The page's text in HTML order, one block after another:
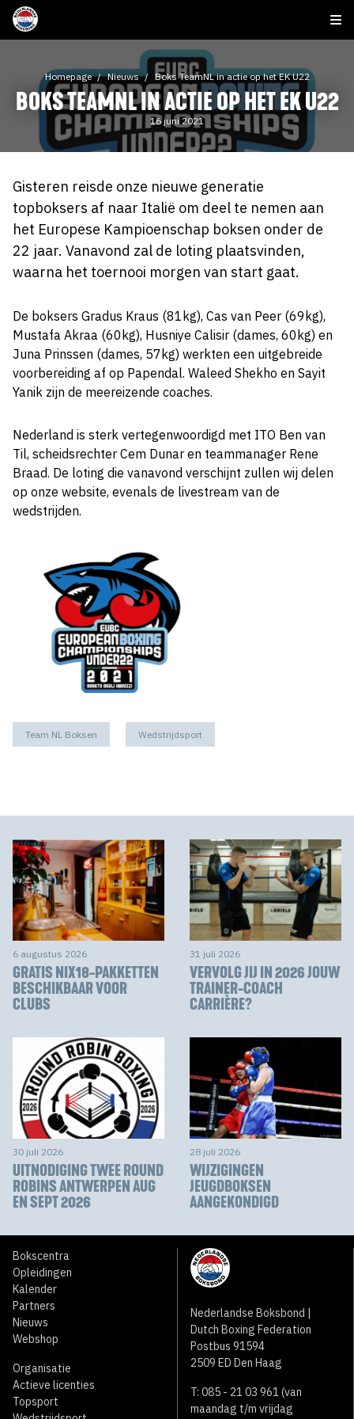
Homepage Nieuws Boks TeamNL in actie op het EK U22
BOKS TEAMNL IN ACTIE OP HET EK U22
16 juni 2021
Gisteren reisde onze nieuwe generatie
topboksers af naar Italië om deel te nemen aan
het Europese Kampioenschap boksen onder de
22 jaar. Vanavond zal de loting plaatsvinden,
waarna het toernooi morgen van start gaat.
De boksers Gradus Kraus (81kg), Cas van Peer (69kg),
Mustafa Akraa (60kg), Husniye Calisir (dames, 60kg) en
Juna Prinssen (dames, 57kg) werkten een uitgebreide
voorbereiding af op Papendal. Waleed Shekho en Sayit
Yanik zijn de meereizende coaches.
Nederland is sterk vertegenwoordigd met ITO Ben van
Til, scheidsrechter Cem Dunar en teammanager Rene
Braad. De loting die vanavond verschijnt zullen wij delen
op onze website, evenals de livestream van de
wedstrijden.
Team NL Boksen Wedstrijdsport
6 augustus 2026
GRATIS NIX18-PAKKETTEN
BESCHIKBAAR VOOR
CLUBS
31 juli 2026
VERVOLG JIJ IN 2026 JOUW
TRAINER-COACH
CARRIÈRE?
30 juli 2026
UITNODIGING TWEE ROUND
ROBINS ANTWERPEN AUG
EN SEPT 2026
28 juli 2026
WIJZIGINGEN
JEUGDBOKSEN
AANGEKONDIGD
Bokscentra
Opleidingen
Kalender
Partners
Nieuws
Webshop
Organisatie
Actieve licenties
Topsport
Nederlandse Boksbond |
Dutch Boxing Federation
Postbus 91594
2509 ED Den Haag
T: 085 - 21 03 961 (van
maandag t/m vrijdag